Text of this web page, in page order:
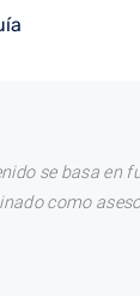
se basa en
como